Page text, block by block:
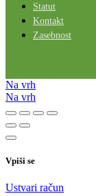
Statut
Kontakt
Zasebnost
Na vrh
Na vrh
Vpiši se
Ustvari račun